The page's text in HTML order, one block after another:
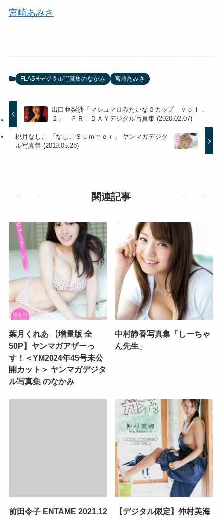
宮崎あみさ
FLASHデジタル写真集のなかみ 宮崎あみさ
出口亜梨沙「マシュマロみたいなＧカップ ｖｏｌ．
２」 ＦＲＩＤＡＹデジタル写真集 (2020.02.07)
桃月なしこ 「なしこＳｕｍｍｅｒ」 ヤンマガデジタ
ル写真集 (2019.05.28)
関連記事
葉月くれあ 【増量版 全
50P】ヤンマガアザーっ
す！＜YM2024年45号未公
開カット＞ ヤンマガデジタ
ル写真集 のなかみ
中村静香写真集「しーちゃ
ん先生」
前田令子 ENTAME 2021.12 【デジタル限定】仲村美海